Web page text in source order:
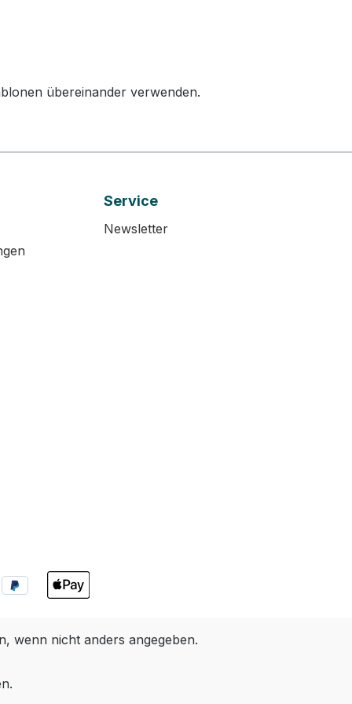
übereinander verwenden.
Service
Newsletter
wenn nicht anders angegeben.